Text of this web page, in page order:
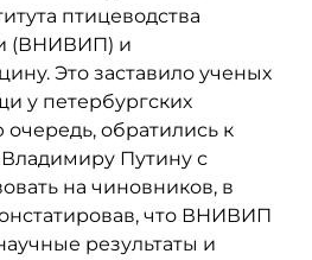
птицеводства
(ВНИВИП) и
Это заставило ученых
у петербургских
очередь, обратились к
Путину с
на чиновников, в
что ВНИВИП
результаты и